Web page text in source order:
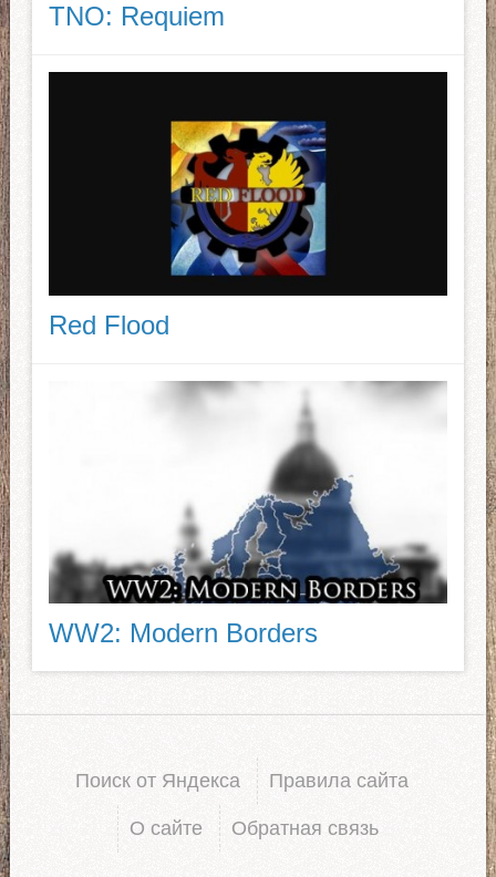
TNO: Requiem
Red Flood
WW2: Modern Borders
Поиск от Яндекса Правила сайта
О сайте Обратная связь